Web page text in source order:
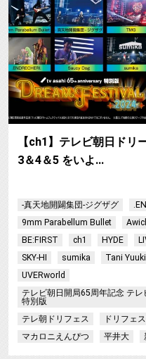
【ch1】テレビ朝日ドリ
3＆4＆5 をいよ…
-真天地開闢集団-ジグザグ
9mm Parabellum Bullet
BE:FIRST
ch1 HYDE
SKY-HI
sumika Tani Yuuki
UVERworld
テレビ朝日開局65周年記念 テ
特別版
テレ朝ドリフェス
ドリフェ
マカロニえんぴつ
平井大